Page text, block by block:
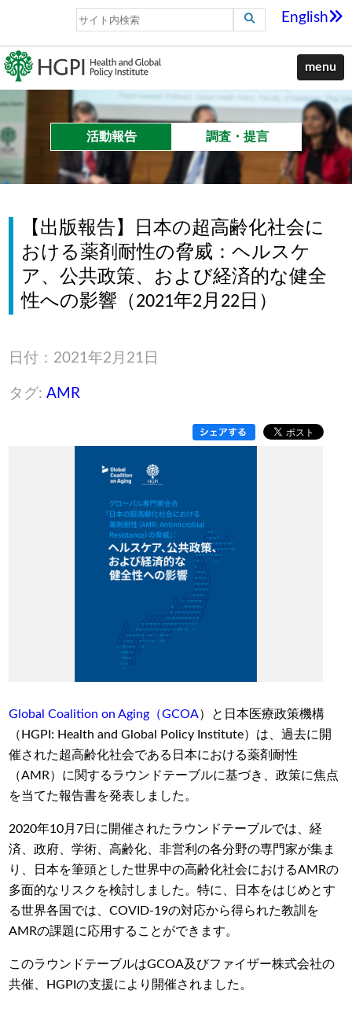
English
menu
活動報告 調査・提言
【出版報告】日本の超高齢化社会に
おける薬剤耐性の脅威：ヘルスケ
ア、公共政策、および経済的な健全
性への影響（2021年2月22日）
日付：2021年2月21日
タグ:AMR
Global Coalition on Aging（GCOA）と日本医療政策機構
（HGPI: Health and Global Policy Institute）は、過去に開
催された超高齢化社会である日本における薬剤耐性
（AMR）に関するラウンドテーブルに基づき、政策に焦点
を当てた報告書を発表しました。
2020年10月7日に開催されたラウンドテーブルでは、経
済、政府、学術、高齢化、非営利の各分野の専門家が集ま
り、日本を筆頭とした世界中の高齢化社会におけるAMRの
多面的なリスクを検討しました。特に、日本をはじめとす
る世界各国では、COVID-19の対応から得られた教訓を
AMRの課題に応用することができます。
このラウンドテーブルはGCOA及びファイザー株式会社の
共催、 HGPIの支援により開催されました。